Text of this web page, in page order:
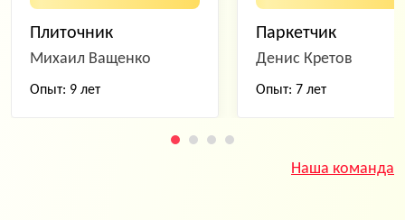
Плиточник
Михаил Ващенко
Опыт: 9 лет
Паркетчик
Денис Кретов
Опыт: 7 лет
Наша команда